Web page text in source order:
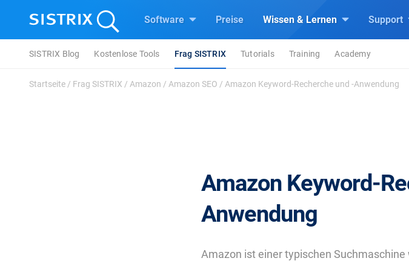
Software Preise Wissen & Lernen Support
SISTRIX Blog Kostenlose Tools Frag SISTRIX Tutorials Training Academy
Startseite / Frag SISTRIX / Amazon / Amazon SEO / Amazon Keyword-Recherche und -Anwendung
Amazon Keyword-
Anwendung
Amazon ist einer typischen